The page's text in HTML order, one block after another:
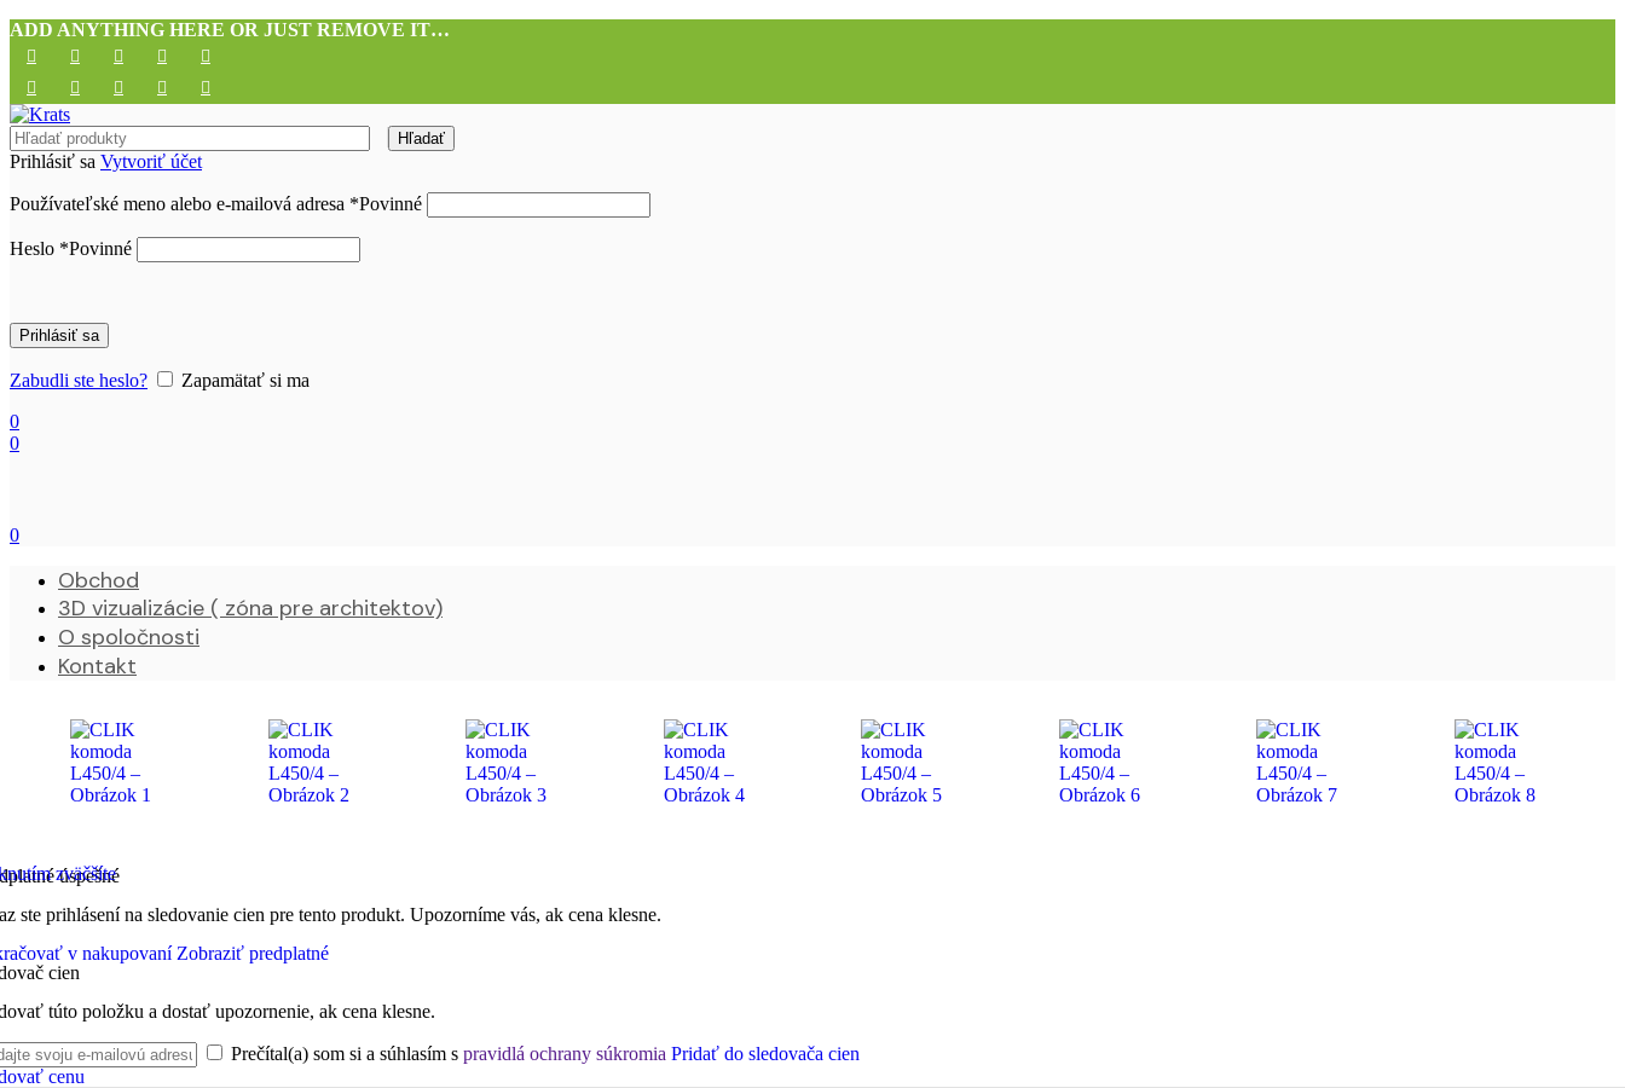
ADD ANYTHING HERE OR JUST REMOVE IT…
Hľadať
Prihlásiť sa Vytvoriť účet
Používateľské meno alebo e-mailová adresa *Povinné
Heslo *Povinné
Prihlásiť sa
Zabudli ste heslo?
Zapamätať si ma
0
0
0
Obchod
3D vizualizácie ( zóna pre architektov)
O spoločnosti
Kontakt
zväčšíte
úspešné
ste prihlásení na sledovanie cien pre tento produkt. Upozorníme vás, ak cena klesne.
v nakupovaní Zobraziť predplatné
cien
túto položku a dostať upozornenie, ak cena klesne.
Prečítal(a) som si a súhlasím s pravidlá ochrany súkromia Pridať do sledovača cien
cenu